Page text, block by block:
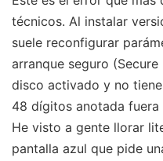
técnicos. Al instalar
suele reconfigurar
arranque seguro
disco activado y no
48 dígitos anotada
He visto a gente llorar
pantalla azul que pide